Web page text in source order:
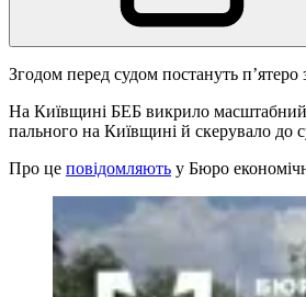
Згодом перед судом постануть п’ятеро
На Київщині БЕБ викрило масштабний
пального на Київщині й скерувало до
Про це повідомляють у Бюро